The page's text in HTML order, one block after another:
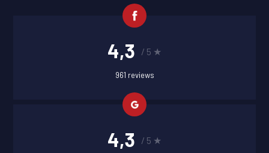
4,3 / 5 ★
961 reviews
4,3 / 5 ★